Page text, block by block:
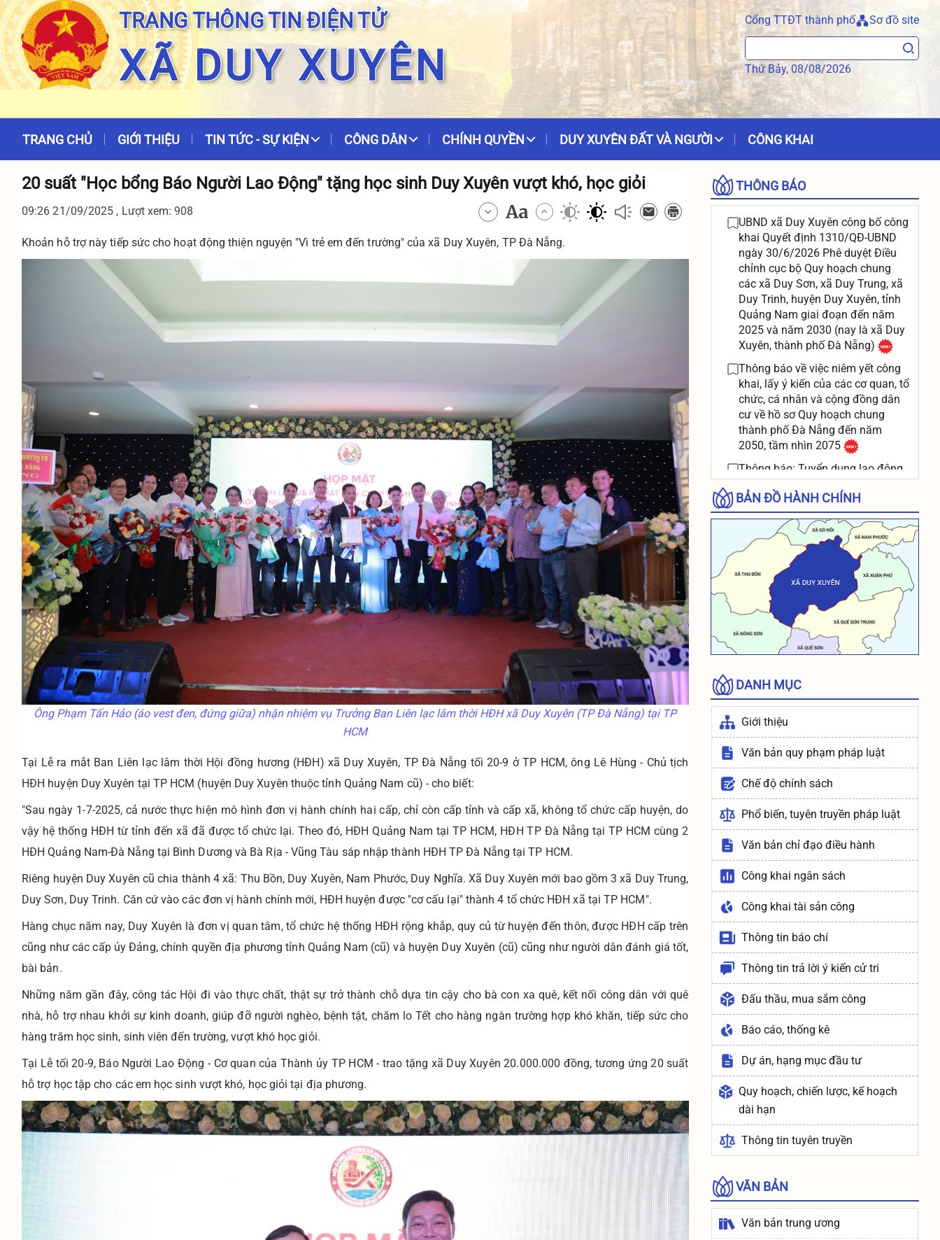
TRANG THÔNG TIN ĐIỆN TỬ
XÃ DUY XUYÊN
Cổng TTĐT thành phố Sơ đồ site
Thứ Bảy, 08/08/2026
TRANG CHỦ GIỚI THIỆU TIN TỨC - SỰ KIỆN CÔNG DÂN CHÍNH QUYỀN DUY XUYÊN ĐẤT VÀ NGƯỜI CÔNG KHAI
20 suất "Học bổng Báo Người Lao Động" tặng học sinh Duy Xuyên vượt khó, học giỏi
09:26 21/09/2025 , Lượt xem: 908
Khoản hỗ trợ này tiếp sức cho hoạt động thiện nguyện "Vì trẻ em đến trường" của xã Duy Xuyên, TP Đà Nẵng.
Ông Phạm Tấn Hảo (áo vest đen, đứng giữa) nhận nhiệm vụ Trưởng Ban Liên lạc lâm thời HĐH xã Duy Xuyên (TP Đà Nẵng) tại TP
HCM
Tại Lễ ra mắt Ban Liên lạc lâm thời Hội đồng hương (HĐH) xã Duy Xuyên, TP Đà Nẵng tối 20-9 ở TP HCM, ông Lê Hùng - Chủ tịch
HĐH huyện Duy Xuyên tại TP HCM (huyện Duy Xuyên thuộc tỉnh Quảng Nam cũ) - cho biết:
"Sau ngày 1-7-2025, cả nước thực hiện mô hình đơn vị hành chính hai cấp, chỉ còn cấp tỉnh và cấp xã, không tổ chức cấp huyện, do
vậy hệ thống HĐH từ tỉnh đến xã đã được tổ chức lại. Theo đó, HĐH Quảng Nam tại TP HCM, HĐH TP Đà Nẵng tại TP HCM cùng 2
HĐH Quảng Nam-Đà Nẵng tại Bình Dương và Bà Rịa - Vũng Tàu sáp nhập thành HĐH TP Đà Nẵng tại TP HCM.
Riêng huyện Duy Xuyên cũ chia thành 4 xã: Thu Bồn, Duy Xuyên, Nam Phước, Duy Nghĩa. Xã Duy Xuyên mới bao gồm 3 xã Duy Trung,
Duy Sơn, Duy Trinh. Căn cứ vào các đơn vị hành chính mới, HĐH huyện được "cơ cấu lại" thành 4 tổ chức HĐH xã tại TP HCM".
Hàng chục năm nay, Duy Xuyên là đơn vị quan tâm, tổ chức hệ thống HĐH rộng khắp, quy củ từ huyện đến thôn, được HĐH cấp trên
cũng như các cấp ủy Đảng, chính quyền địa phương tỉnh Quảng Nam (cũ) và huyện Duy Xuyên (cũ) cũng như người dân đánh giá tốt,
bài bản.
Những năm gần đây, công tác Hội đi vào thực chất, thật sự trở thành chỗ dựa tin cậy cho bà con xa quê, kết nối công dân với quê
nhà, hỗ trợ nhau khởi sự kinh doanh, giúp đỡ người nghèo, bệnh tật, chăm lo Tết cho hàng ngàn trường hợp khó khăn, tiếp sức cho
hàng trăm học sinh, sinh viên đến trường, vượt khó học giỏi.
Tại Lễ tối 20-9, Báo Người Lao Động - Cơ quan của Thành ủy TP HCM - trao tặng xã Duy Xuyên 20.000.000 đồng, tương ứng 20 suất
hỗ trợ học tập cho các em học sinh vượt khó, học giỏi tại địa phương.
THÔNG BÁO
UBND xã Duy Xuyên công bố công
khai Quyết định 1310/QĐ-UBND
ngày 30/6/2026 Phê duyệt Điều
chỉnh cục bộ Quy hoạch chung
các xã Duy Sơn, xã Duy Trung, xã
Duy Trinh, huyện Duy Xuyên, tỉnh
Quảng Nam giai đoạn đến năm
2025 và năm 2030 (nay là xã Duy
Xuyên, thành phố Đà Nẵng)
Thông báo về việc niêm yết công
khai, lấy ý kiến của các cơ quan, tổ
chức, cá nhân và cộng đồng dân
cư về hồ sơ Quy hoạch chung
thành phố Đà Nẵng đến năm
2050, tầm nhìn 2075
Thông báo: Tuyển dụng lao động
hợp đồng phụ trách chuyển đổi
số, công nghệ thông tin làm việc
tại UBND xã Duy Xuyên
Thông báo treo cờ của Ủy ban
nhân dân xã Duy Xuyên
THÔNG BÁO: Niêm yết danh sách
đối tượng đề nghị công nhận và
giải quyết chế đệ thương binh
theo Nghị định 131/2021/NĐ-CP
ngày 30/12/2021 của Chính phủ
Thông báo rà soát danh sách
BHYT xã An toàn khu của xã Duy
Xuyên
Thông báo: Niêm yết Danh sách
giải quyết chế độ thương binh
của chính phủ
Thông báo: Niêm yết Danh sách
đối tượng đề nghị công nhận và
giải quyết chế độ thương binh
theo Nghị định 131/2021/NĐ-CP
của chính phủ
BẢN ĐỒ HÀNH CHÍNH
DANH MỤC
Giới thiệu
Văn bản quy phạm pháp luật
Chế độ chính sách
Phổ biến, tuyên truyền pháp luật
Văn bản chỉ đạo điều hành
Công khai ngân sách
Công khai tài sản công
Thông tin báo chí
Thông tin trả lời ý kiến cử tri
Đấu thầu, mua sắm công
Báo cáo, thống kê
Dự án, hạng mục đầu tư
Quy hoạch, chiến lược, kế hoạch
dài hạn
Thông tin tuyên truyền
VĂN BẢN
Văn bản trung ương